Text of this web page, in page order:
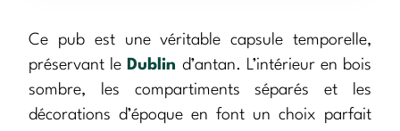
Ce pub est une véritable capsule temporelle,
préservant le Dublin d’antan. L’intérieur en bois
sombre, les compartiments séparés et les
décorations d’époque en font un choix parfait